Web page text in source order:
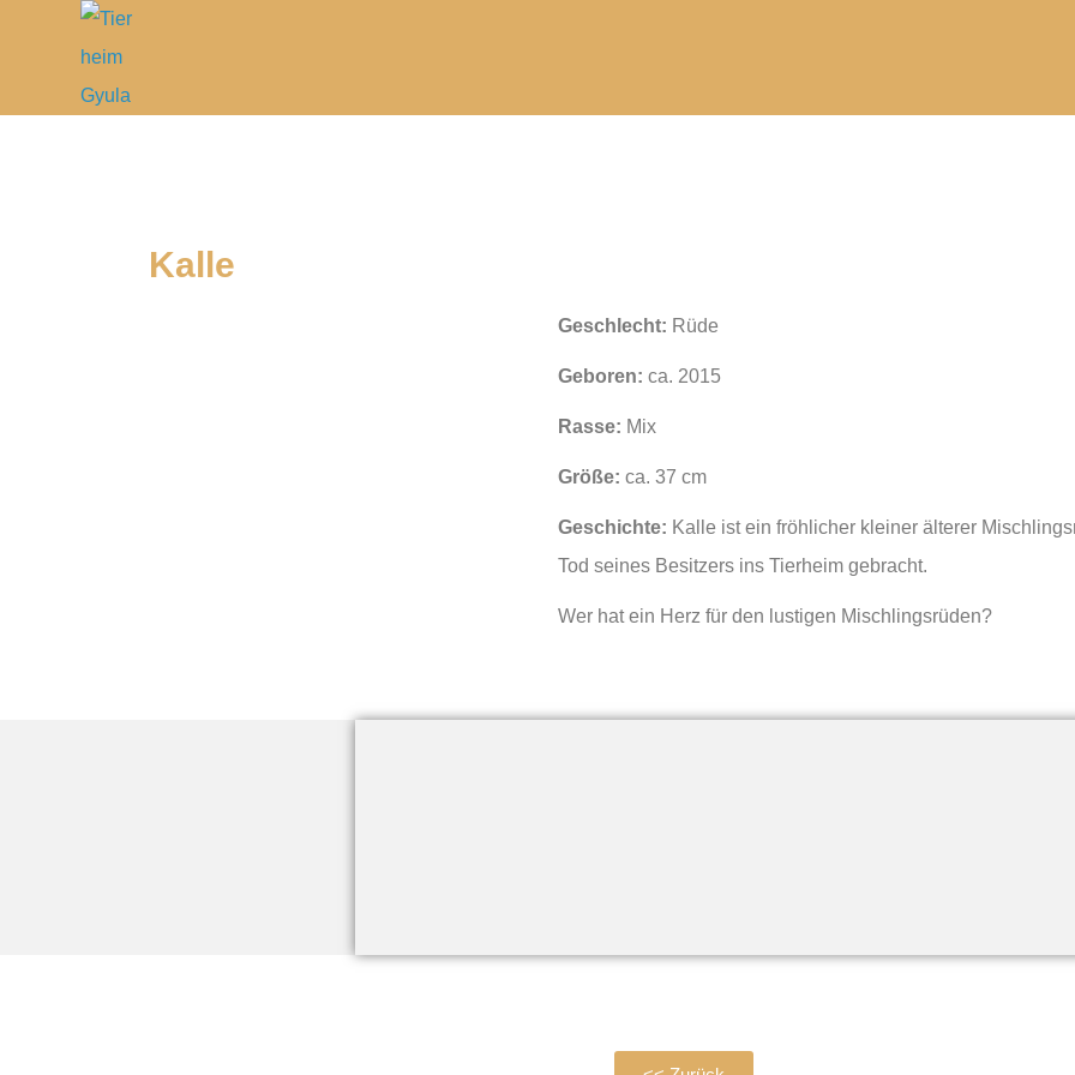
Kalle
Geschlecht: Rüde
Geboren: ca. 2015
Rasse: Mix
Größe: ca. 37 cm
Geschichte: Kalle ist ein fröhlicher kleiner älterer
Tod seines Besitzers ins Tierheim gebracht.
Wer hat ein Herz für den lustigen Mischlingsrüden?